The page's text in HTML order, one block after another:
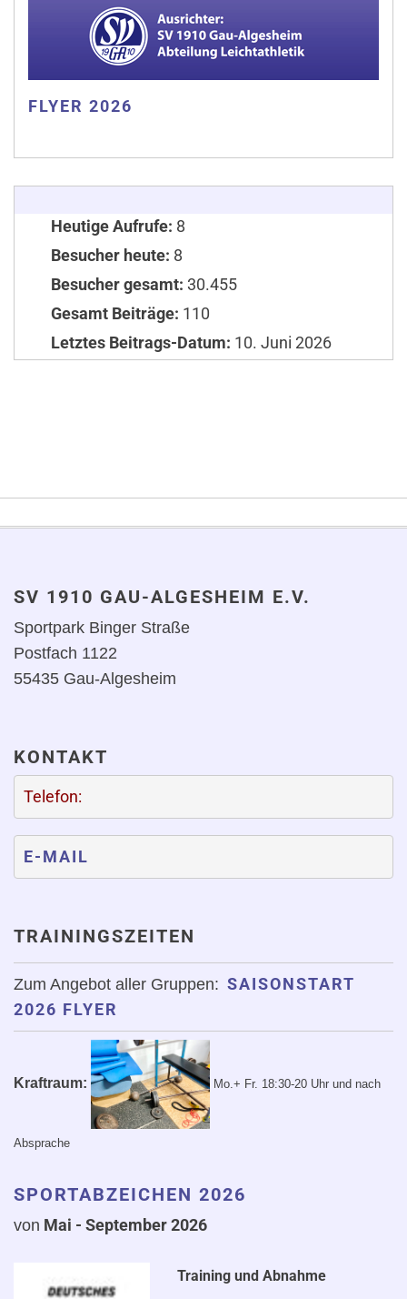
FLYER 2026
Heutige Aufrufe: 8
Besucher heute: 8
Besucher gesamt: 30.455
Gesamt Beiträge: 110
Letztes Beitrags-Datum: 10. Juni 2026
SV 1910 GAU-ALGESHEIM E.V.
Sportpark Binger Straße
Postfach 1122
55435 Gau-Algesheim
KONTAKT
Telefon:
E-MAIL
TRAININGSZEITEN
Zum Angebot aller Gruppen: SAISONSTART
2026 FLYER
Kraftraum: Mo.+ Fr. 18:30-20 Uhr und nach
Absprache
SPORTABZEICHEN 2026
von Mai - September 2026
Training und Abnahme